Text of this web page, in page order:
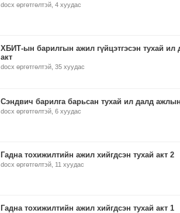
docx өргөтгөлтэй, 4 хуудас
ХБИТ-ын барилгын ажил гүйцэтгэсэн тухай ил
акт
docx өргөтгөлтэй, 35 хуудас
Сэндвич барилга барьсан тухай ил далд
docx өргөтгөлтэй, 6 хуудас
Гадна тохижилтийн ажил хийгдсэн тухай акт 2
docx өргөтгөлтэй, 11 хуудас
Гадна тохижилтийн ажил хийгдсэн тухай акт 1